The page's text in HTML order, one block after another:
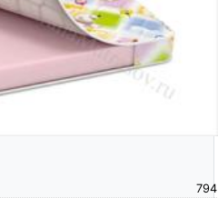
794